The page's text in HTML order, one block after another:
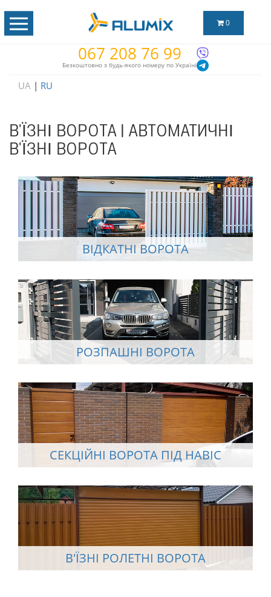
0
067 208 76 99
Безкоштовно з будь-якого номеру по Україні
UA | RU
В'ЇЗНІ ВОРОТА | АВТОМАТИЧНІ
В'ЇЗНІ ВОРОТА
ВІДКАТНІ ВОРОТА
РОЗПАШНІ ВОРОТА
СЕКЦІЙНІ ВОРОТА ПІД НАВІС
В'ЇЗНІ РОЛЕТНІ ВОРОТА